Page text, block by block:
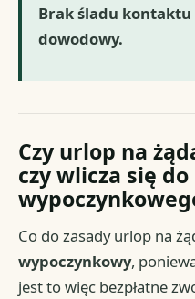
Brak śladu
dowodowy.
Czy urlop na
czy wlicza się
Co do zasady urlop na
wypoczynkowy,
jest to więc bezpłatne